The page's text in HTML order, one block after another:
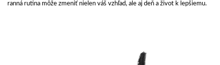
ranná rutina môže zmeniť nielen váš vzhľad, ale aj deň a život k lepšiemu.